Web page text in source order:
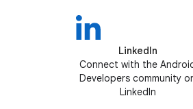
LinkedIn
Connect with the
Developers community
LinkedIn